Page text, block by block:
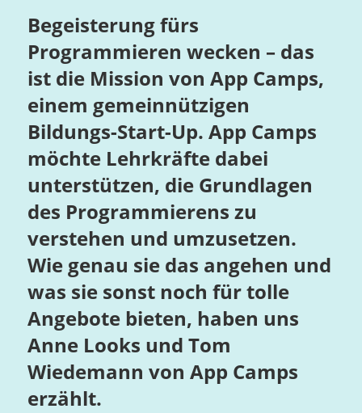
Begeisterung fürs
Programmieren wecken – das
ist die Mission von App Camps,
einem gemeinnützigen
Bildungs-Start-Up. App Camps
möchte Lehrkräfte dabei
unterstützen, die Grundlagen
des Programmierens zu
verstehen und umzusetzen.
Wie genau sie das angehen und
was sie sonst noch für tolle
Angebote bieten, haben uns
Anne Looks und Tom
Wiedemann von App Camps
erzählt.